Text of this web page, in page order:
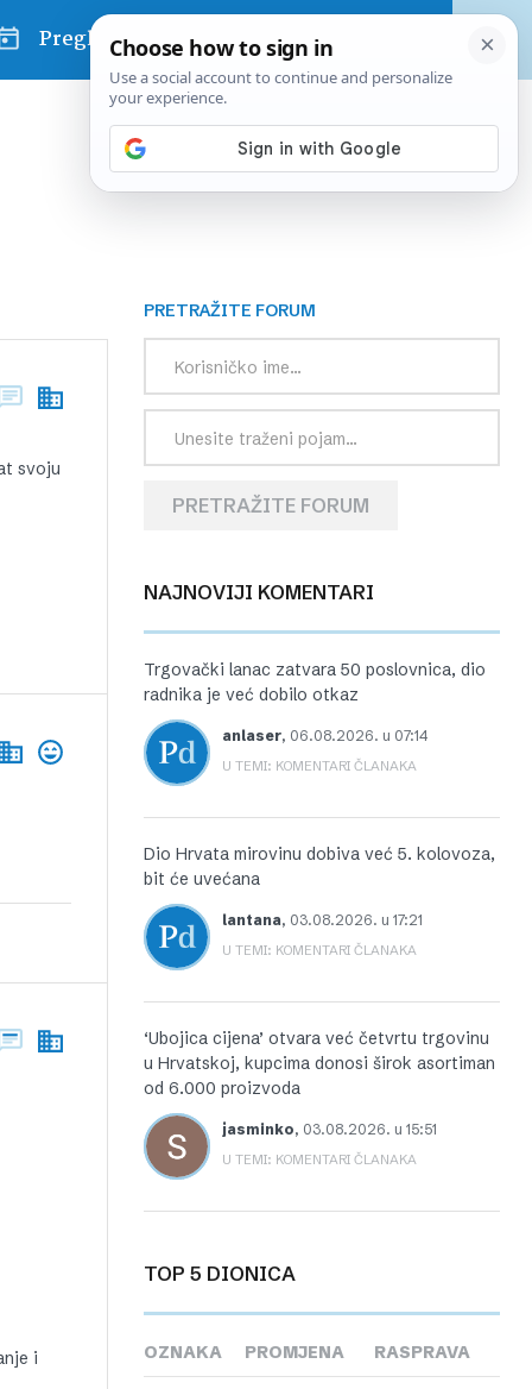
Pregled dana
svoju
i
PRETRAŽITE FORUM
PRETRAŽITE FORUM
NAJNOVIJI KOMENTARI
Trgovački lanac zatvara 50 poslovnica, dio
radnika je već dobilo otkaz
anlaser, 06.08.2026. u 07:14
U TEMI: KOMENTARI ČLANAKA
Dio Hrvata mirovinu dobiva već 5. kolovoza,
bit će uvećana
lantana, 03.08.2026. u 17:21
U TEMI: KOMENTARI ČLANAKA
‘Ubojica cijena’ otvara već četvrtu trgovinu
u Hrvatskoj, kupcima donosi širok asortiman
od 6.000 proizvoda
jasminko, 03.08.2026. u 15:51
U TEMI: KOMENTARI ČLANAKA
TOP 5 DIONICA
OZNAKA PROMJENA RASPRAVA